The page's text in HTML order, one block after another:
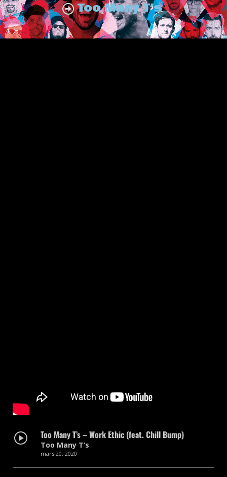
Too Many T’s
Too Many T’s – Work Ethic (feat. Chill Bump)
Too Many T’s
mars 20, 2020